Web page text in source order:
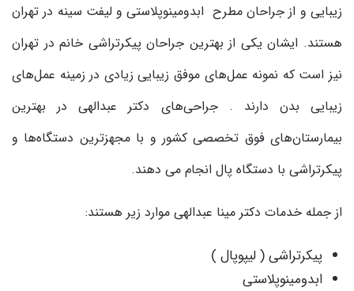
زیبایی و از جراحان مطرح ابدومینوپلاستی و لیفت سینه در تهران
هستند. ایشان یکی از بهترین جراحان پیکرتراشی خانم در تهران
نیز است که نمونه عمل‌های موفق زیبایی زیادی در زمینه عمل‌های
زیبایی بدن دارند . جراحی‌های دکتر عبدالهی در بهترین
بیمارستان‌های فوق تخصصی کشور و با مجهزترین دستگاه‌ها و
پیکرتراشی با دستگاه پال انجام می دهند.
از جمله خدمات دکتر مینا عبدالهی موارد زیر هستند:
پیکرتراشی ( لیپوپال )
ابدومینوپلاستی